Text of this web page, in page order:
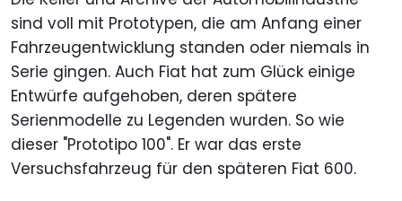
sind voll mit Prototypen, die am Anfang einer
Fahrzeugentwicklung standen oder niemals in
Serie gingen. Auch Fiat hat zum Glück einige
Entwürfe aufgehoben, deren spätere
Serienmodelle zu Legenden wurden. So wie
dieser "Prototipo 100". Er war das erste
Versuchsfahrzeug für den späteren Fiat 600.